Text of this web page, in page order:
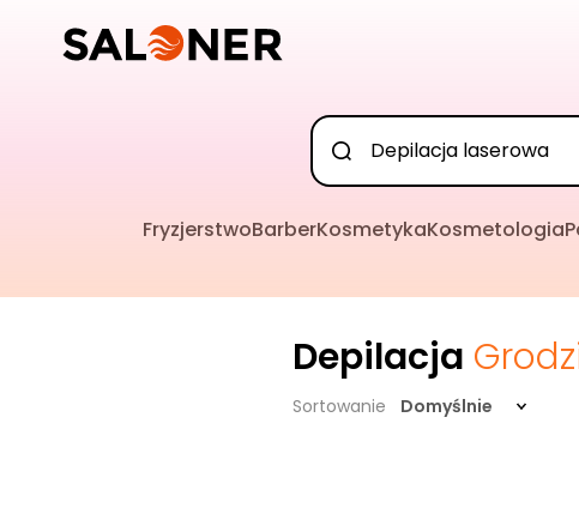
FryzjerstwoBarberKosmetykaKosmetologia
Depilacja
Sortowanie Domyślnie